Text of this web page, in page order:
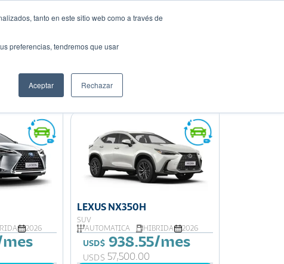
tanto en este sitio web como a través de
preferencias, tendremos que usar
Aceptar Rechazar
Ordenar por:
2026
mes
LEXUS NX350H
SUV
AUTOMATICA
HIBRIDA 2026
USD$ 938.55/mes
USD$ 57,500.00